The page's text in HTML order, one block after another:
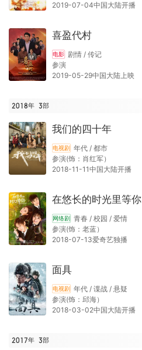
2019-07-04中国大陆开播
喜盈代村
电影 剧情 / 传记
参演
2019-05-29中国大陆上映
2018年 3部
我们的四十年
电视剧 年代 / 都市
参演(饰：肖红军）
2018-11-11中国大陆开播
在悠长的时光里等你
网络剧 青春 / 校园 / 爱情
参演(饰：老蓝）
2018-07-13爱奇艺独播
面具
电视剧 年代 / 谍战 / 悬疑
参演(饰：邱海）
2018-03-02中国大陆开播
2017年 3部